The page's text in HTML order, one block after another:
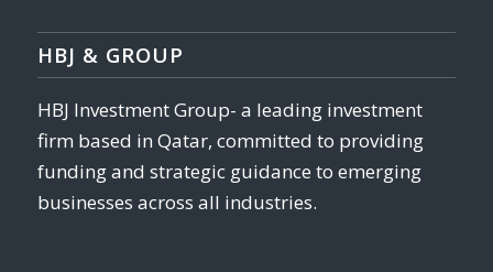
HBJ & GROUP
HBJ Investment Group- a leading investment
firm based in Qatar, committed to providing
funding and strategic guidance to emerging
businesses across all industries.